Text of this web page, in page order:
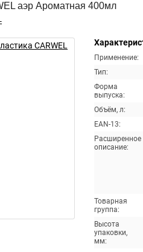
аэр Ароматная 400мл
Применение:
Тип:
Форма
выпуска:
Объём, л:
EAN-13:
Расширенное
описание:
Товарная
группа:
Высота
упаковки,
мм: